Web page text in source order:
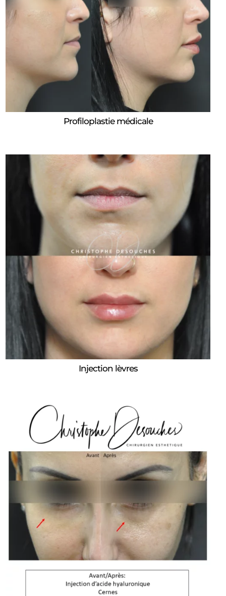
Profiloplastie médicale
Injection lèvres